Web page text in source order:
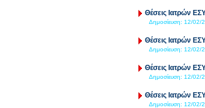
Θέσεις Ιατρών
Δημοσίευση: 12/02/
Θέσεις Ιατρών
Δημοσίευση: 12/02/
Θέσεις Ιατρών
Δημοσίευση: 12/02/
Θέσεις Ιατρών
Δημοσίευση: 12/02/